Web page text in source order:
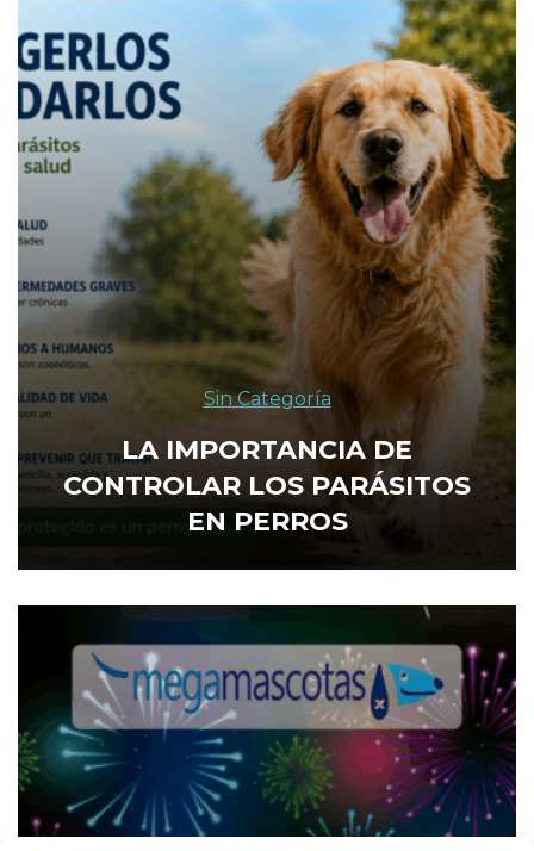
Sin Categoría
LA IMPORTANCIA DE
CONTROLAR LOS PARÁSITOS
EN PERROS